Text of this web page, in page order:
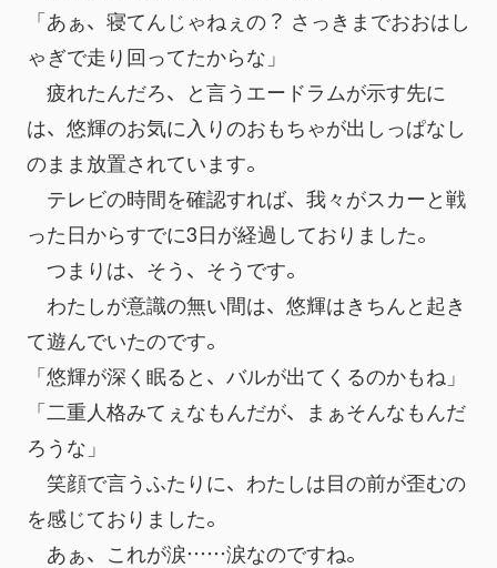
「あぁ、寝てんじゃねぇの？ さっきまでおおはし
ゃぎで走り回ってたからな」
疲れたんだろ、と言うエードラムが示す先に
は、悠輝のお気に入りのおもちゃが出しっぱなし
のまま放置されています。
テレビの時間を確認すれば、我々がスカーと戦
った日からすでに3日が経過しておりました。
つまりは、そう、そうです。
わたしが意識の無い間は、悠輝はきちんと起き
て遊んでいたのです。
「悠輝が深く眠ると、バルが出てくるのかもね」
「二重人格みてぇなもんだが、まぁそんなもんだ
ろうな」
笑顔で言うふたりに、わたしは目の前が歪むの
を感じておりました。
あぁ、これが涙……涙なのですね。